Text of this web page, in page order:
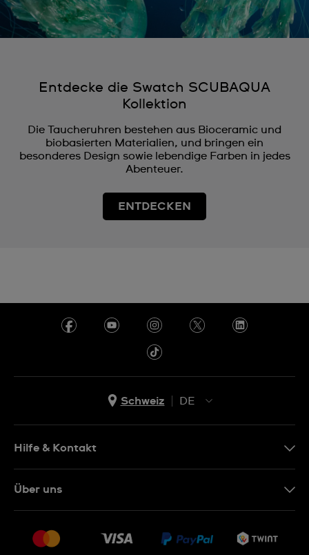
Entdecke die Swatch SCUBAQUA
Kollektion
Die Taucheruhren bestehen aus Bioceramic und
biobasierten Materialien, und bringen ein
besonderes Design sowie lebendige Farben in jedes
Abenteuer.
ENTDECKEN
Schweiz
DE
IT
Hilfe & Kontakt
Rückgaberecht
Über uns
Jobs